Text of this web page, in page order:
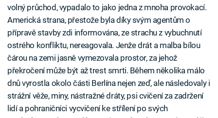
volný průchod, vypadalo to jako jedna z mnoha provokací.
Americká strana, přestože byla díky svým agentům o
přípravě stavby zdi informována, ze strachu z vybuchnutí
ostrého konfliktu, nereagovala. Jenže drát a malba bílou
čárou na zemi jasně vymezovala prostor, za jehož
překročení může být až trest smrti. Během několika málo
dnů vyrostla okolo části Berlína nejen zeď, ale následovaly i
strážní věže, miny, nástražné dráty, psi cvičení za zadržení
lidí a pohraničníci vycvičení ke střílení po svých